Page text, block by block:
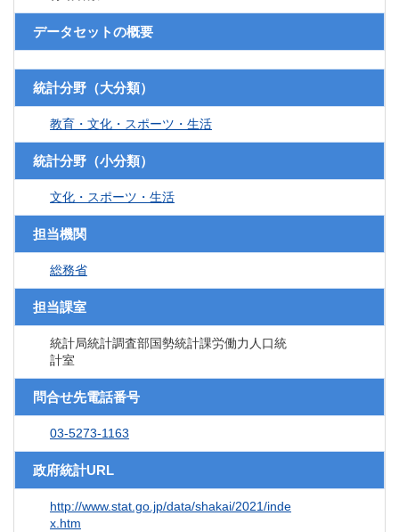
データセットの概要
統計分野（大分類）
教育・文化・スポーツ・生活
統計分野（小分類）
文化・スポーツ・生活
担当機関
総務省
担当課室
統計局統計調査部国勢統計課労働力人口統
計室
問合せ先電話番号
03-5273-1163
政府統計URL
http://www.stat.go.jp/data/shakai/2021/inde
x.htm